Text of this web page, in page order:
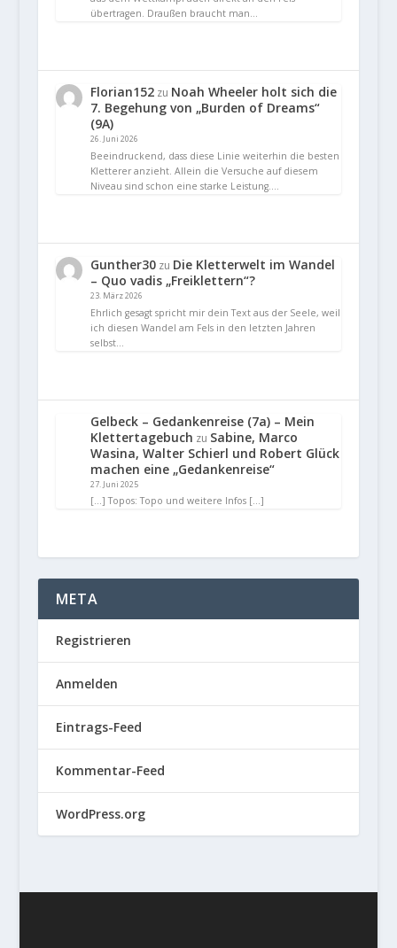
übertragen. Draußen braucht man…
Florian152zu Noah Wheeler holt sich die
7. Begehung von „Burden of Dreams“
(9A)
26. Juni 2026
Beeindruckend, dass diese Linie weiterhin die besten
Kletterer anzieht. Allein die Versuche auf diesem
Niveau sind schon eine starke Leistung.…
Gunther30zu Die Kletterwelt im Wandel
– Quo vadis „Freiklettern“?
23. März 2026
Ehrlich gesagt spricht mir dein Text aus der Seele, weil
ich diesen Wandel am Fels in den letzten Jahren
selbst…
Gelbeck – Gedankenreise (7a) – Mein
Klettertagebuch zu Sabine, Marco
Wasina, Walter Schierl und Robert Glück
machen eine „Gedankenreise“
27. Juni 2025
[…] Topos: Topo und weitere Infos […]
META
Registrieren
Anmelden
Eintrags-Feed
Kommentar-Feed
WordPress.org